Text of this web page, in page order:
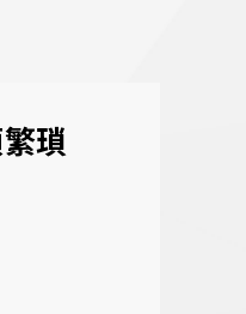
瑣